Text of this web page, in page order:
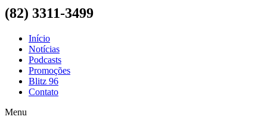
(82) 3311-3499
Início
Notícias
Podcasts
Promoções
Blitz 96
Contato
Menu